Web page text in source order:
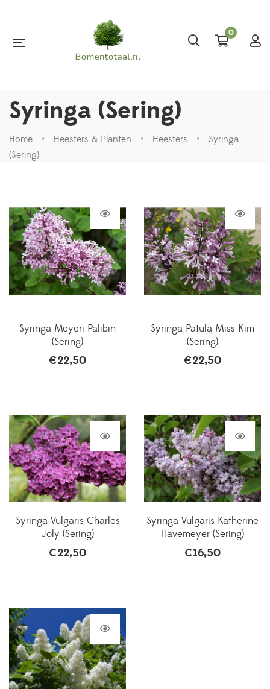
0
Syringa (Sering)
Home > Heesters & Planten > Heesters >
Syringa
(Sering)
Syringa Meyeri Palibin
(Sering)
€22,50
Syringa Patula Miss Kim
(Sering)
€22,50
Syringa Vulgaris Charles
Joly (Sering)
€22,50
Syringa Vulgaris Katherine
Havemeyer (Sering)
€16,50